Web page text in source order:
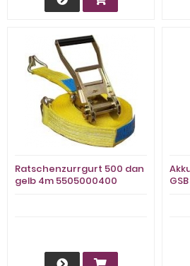
Ratschenzurrgurt 500 dan
gelb 4m 5505000400